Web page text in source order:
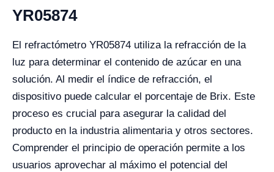
YR05874
El refractómetro YR05874 utiliza la refracción de la
luz para determinar el contenido de azúcar en una
solución. Al medir el índice de refracción, el
dispositivo puede calcular el porcentaje de Brix. Este
proceso es crucial para asegurar la calidad del
producto en la industria alimentaria y otros sectores.
Comprender el principio de operación permite a los
usuarios aprovechar al máximo el potencial del